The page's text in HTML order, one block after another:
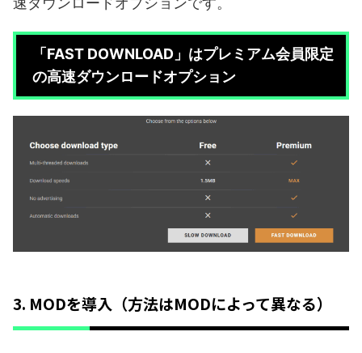
「FAST DOWNLOAD」はプレミアム会員限定
の高速ダウンロードオプション
3. MODを導入（方法はMODによって異なる）